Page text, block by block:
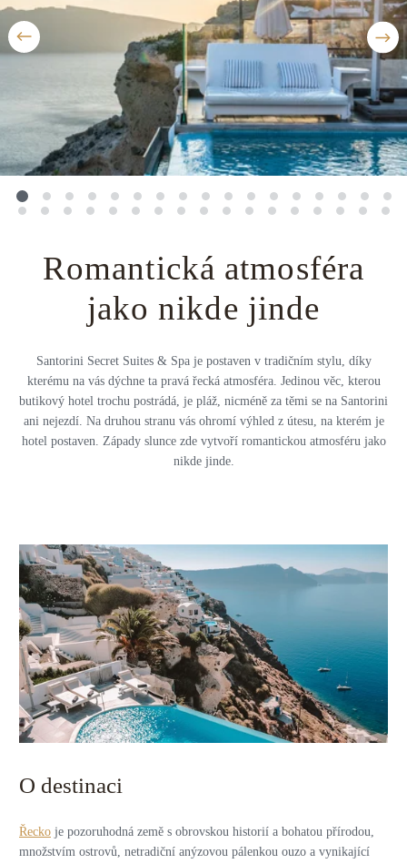
Romantická atmosféra
jako nikde jinde
Santorini Secret Suites & Spa je postaven v tradičním stylu, díky
kterému na vás dýchne ta pravá řecká atmosféra. Jedinou věc, kterou
butikový hotel trochu postrádá, je pláž, nicméně za těmi se na Santorini
ani nejezdí. Na druhou stranu vás ohromí výhled z útesu, na kterém je
hotel postaven. Západy slunce zde vytvoří romantickou atmosféru jako
nikde jinde.
O destinaci
Řecko je pozoruhodná země s obrovskou historií a bohatou přírodou,
množstvím ostrovů, netradiční anýzovou pálenkou ouzo a vynikající
Všechny destinace
Private jet
Golfová dovolená
Dovolená na pláži
Prodloužený víkend
Safari
Všechny zážitky
Uganda
Island
Botswana
Všechny destinace